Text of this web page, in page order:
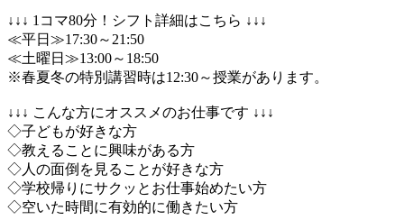
↓↓↓ 1コマ80分！シフト詳細はこちら ↓↓↓
≪平日≫17:30～21:50
≪土曜日≫13:00～18:50
※春夏冬の特別講習時は12:30～授業があります。
↓↓↓ こんな方にオススメのお仕事です ↓↓↓
◇子どもが好きな方
◇教えることに興味がある方
◇人の面倒を見ることが好きな方
◇学校帰りにサクッとお仕事始めたい方
◇空いた時間に有効的に働きたい方